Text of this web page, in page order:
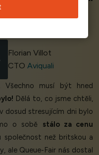
Florian Villot
CTOAviquali
Všechno musí být hned
Dělá to, co jsme chtěli,
dosud stresujícím dni bylo
o sobě stálo za cenu
společnost než britskou a
ale Queue-Fair nás dostal